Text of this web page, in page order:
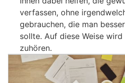
verfassen, ohne
gebrauchen, die man
sollte. Auf diese Weise
zuhören.